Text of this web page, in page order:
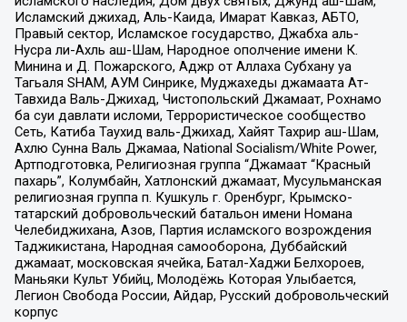
Исламский джихад, Аль-Каида, Имарат Кавказ, АБТО,
Правый сектор, Исламское государство, Джабха аль-
Нусра ли-Ахль аш-Шам, Народное ополчение имени К.
Минина и Д. Пожарского, Аджр от Аллаха Субхану уа
Тагьаля SHAM, АУМ Синрике, Муджахеды джамаата Ат-
Тавхида Валь-Джихад, Чистопольский Джамаат, Рохнамо
ба суи давлати исломи, Террористическое сообщество
Сеть, Катиба Таухид валь-Джихад, Хайят Тахрир аш-Шам,
Ахлю Сунна Валь Джамаа, National Socialism/White Power,
Артподготовка, Религиозная группа “Джамаат “Красный
пахарь”, Колумбайн, Хатлонский джамаат, Мусульманская
религиозная группа п. Кушкуль г. Оренбург, Крымско-
татарский добровольческий батальон имени Номана
Челебиджихана, Азов, Партия исламского возрождения
Таджикистана, Народная самооборона, Дуббайский
джамаат, московская ячейка, Батал-Хаджи Белхороев,
Маньяки Культ Убийц, Молодёжь Которая Улыбается,
Легион Свобода России, Айдар, Русский добровольческий
корпус